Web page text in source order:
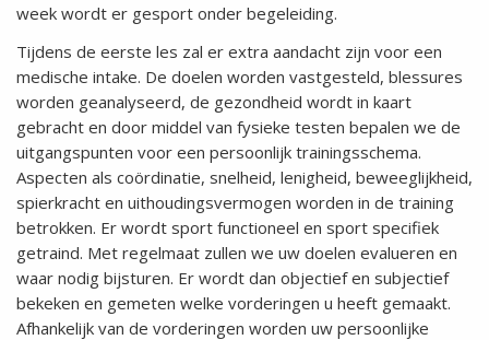
week wordt er gesport onder begeleiding.
Tijdens de eerste les zal er extra aandacht zijn voor een
medische intake. De doelen worden vastgesteld, blessures
worden geanalyseerd, de gezondheid wordt in kaart
gebracht en door middel van fysieke testen bepalen we de
uitgangspunten voor een persoonlijk trainingsschema.
Aspecten als coördinatie, snelheid, lenigheid, beweeglijkheid,
spierkracht en uithoudingsvermogen worden in de training
betrokken. Er wordt sport functioneel en sport specifiek
getraind. Met regelmaat zullen we uw doelen evalueren en
waar nodig bijsturen. Er wordt dan objectief en subjectief
bekeken en gemeten welke vorderingen u heeft gemaakt.
Afhankelijk van de vorderingen worden uw persoonlijke